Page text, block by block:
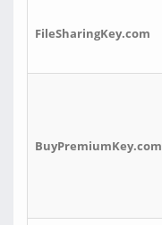
FileSharingKey.com
BuyPremiumKey.com